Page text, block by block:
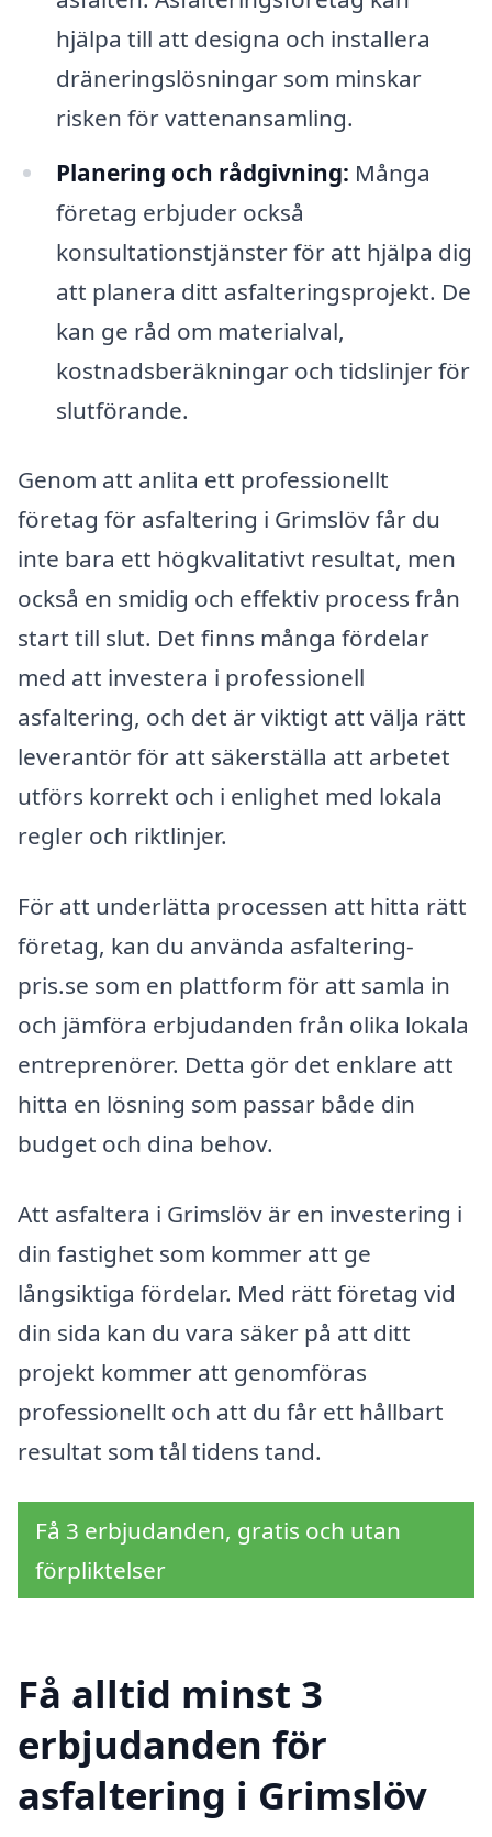
hjälpa till att designa och installera
dräneringslösningar som minskar
risken för vattenansamling.
Planering och rådgivning: Många
företag erbjuder också
konsultationstjänster för att hjälpa dig
att planera ditt asfalteringsprojekt. De
kan ge råd om materialval,
kostnadsberäkningar och tidslinjer för
slutförande.
Genom att anlita ett professionellt
företag för asfaltering i Grimslöv får du
inte bara ett högkvalitativt resultat, men
också en smidig och effektiv process från
start till slut. Det finns många fördelar
med att investera i professionell
asfaltering, och det är viktigt att välja rätt
leverantör för att säkerställa att arbetet
utförs korrekt och i enlighet med lokala
regler och riktlinjer.
För att underlätta processen att hitta rätt
företag, kan du använda asfaltering-
pris.se som en plattform för att samla in
och jämföra erbjudanden från olika lokala
entreprenörer. Detta gör det enklare att
hitta en lösning som passar både din
budget och dina behov.
Att asfaltera i Grimslöv är en investering i
din fastighet som kommer att ge
långsiktiga fördelar. Med rätt företag vid
din sida kan du vara säker på att ditt
projekt kommer att genomföras
professionellt och att du får ett hållbart
resultat som tål tidens tand.
Få 3 erbjudanden, gratis och utan
förpliktelser
Få alltid minst 3
erbjudanden för
asfaltering i Grimslöv